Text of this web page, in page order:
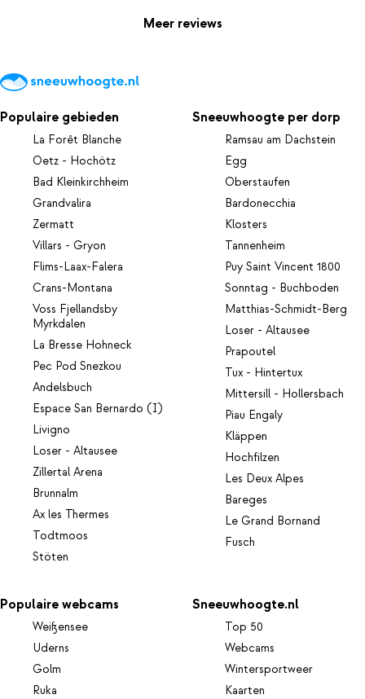
Meer reviews
Populaire gebieden
La Forêt Blanche
Oetz - Hochötz
Bad Kleinkirchheim
Grandvalira
Zermatt
Villars - Gryon
Flims-Laax-Falera
Crans-Montana
Voss Fjellandsby
Myrkdalen
La Bresse Hohneck
Pec Pod Snezkou
Andelsbuch
Espace San Bernardo (I)
Livigno
Loser - Altausee
Zillertal Arena
Brunnalm
Ax les Thermes
Todtmoos
Stöten
Sneeuwhoogte per dorp
Ramsau am Dachstein
Egg
Oberstaufen
Bardonecchia
Klosters
Tannenheim
Puy Saint Vincent 1800
Sonntag - Buchboden
Matthias-Schmidt-Berg
Loser - Altausee
Prapoutel
Tux - Hintertux
Mittersill - Hollersbach
Piau Engaly
Kläppen
Hochfilzen
Les Deux Alpes
Bareges
Le Grand Bornand
Fusch
Populaire webcams
Weißensee
Uderns
Golm
Ruka
Sneeuwhoogte.nl
Top 50
Webcams
Wintersportweer
Kaarten